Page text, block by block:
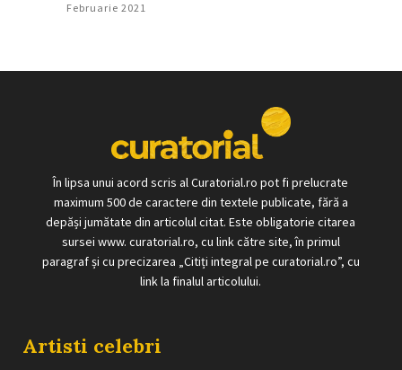
Februarie 2021
În lipsa unui acord scris al Curatorial.ro pot fi prelucrate
maximum 500 de caractere din textele publicate, fără a
depăși jumătate din articolul citat. Este obligatorie citarea
sursei www. curatorial.ro, cu link către site, în primul
paragraf și cu precizarea „Citiți integral pe curatorial.ro”, cu
link la finalul articolului.
Artisti celebri